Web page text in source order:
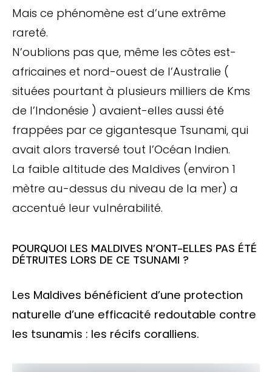
Mais ce phénomène est d’une extrême
rareté.
N’oublions pas que, même les côtes est-
africaines et nord-ouest de l’Australie (
situées pourtant à plusieurs milliers de Kms
de l’Indonésie ) avaient-elles aussi été
frappées par ce gigantesque Tsunami, qui
avait alors traversé tout l’Océan Indien.
La faible altitude des Maldives (environ 1
mètre au-dessus du niveau de la mer) a
accentué leur vulnérabilité.
POURQUOI LES MALDIVES N’ONT-ELLES PAS ÉTÉ
DÉTRUITES LORS DE CE TSUNAMI ?
Les Maldives bénéficient d’une protection
naturelle d’une efficacité redoutable contre
les tsunamis : les récifs coralliens.